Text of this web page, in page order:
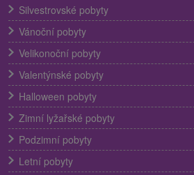
Silvestrovské pobyty
Vánoční pobyty
Velikonoční pobyty
Valentýnské pobyty
Halloween pobyty
Zimní lyžařské pobyty
Podzimní pobyty
Letní pobyty